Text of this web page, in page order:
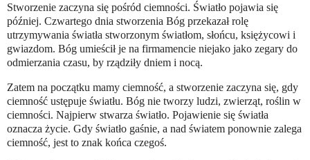
Stworzenie zaczyna się pośród ciemności. Światło pojawia się
później. Czwartego dnia stworzenia Bóg przekazał rolę
utrzymywania światła stworzonym światłom, słońcu, księżycowi i
gwiazdom. Bóg umieścił je na firmamencie niejako jako zegary do
odmierzania czasu, by rządziły dniem i nocą.
Zatem na początku mamy ciemność, a stworzenie zaczyna się, gdy
ciemność ustępuje światłu. Bóg nie tworzy ludzi, zwierząt, roślin w
ciemności. Najpierw stwarza światło. Pojawienie się światła
oznacza życie. Gdy światło gaśnie, a nad światem ponownie zalega
ciemność, jest to znak końca czegoś.